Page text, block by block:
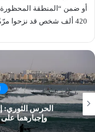
أو ضمن “المنطقة المحظورة”
420 ألف شخص قد نزحوا مرّةً أخرى منذ انهيار وقف إطلاق النّار”.
الحرس الثوري:
وإجبارهما